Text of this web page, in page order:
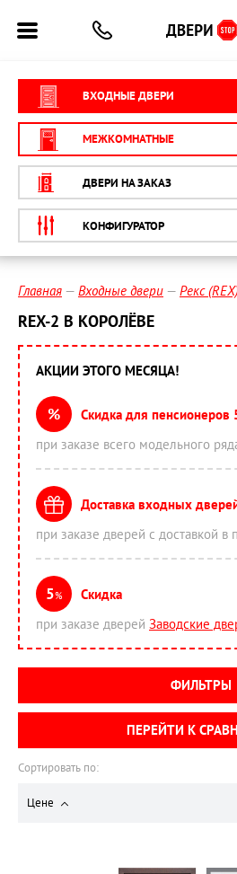
ВХОДНЫЕ ДВЕРИ
МЕЖКОМНАТНЫЕ
ДВЕРИ НА ЗАКАЗ
КОНФИГУРАТОР
Главная Входные двери Рекс
REX-2 В КОРОЛЁВЕ
Сортировать по:
Цене
АКЦИИ ЭТОГО МЕСЯЦА!
%
Скидка для пенсионеров
при заказе всего модельного
Доставка входных
при заказе дверей с доставкой
5%
Скидка
при заказе дверей Заводские
ФИЛЬТРЫ
ПЕРЕЙТИ К